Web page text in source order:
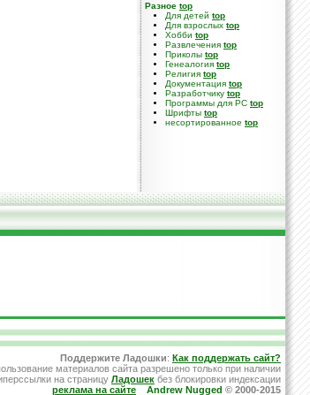
Разное top
Для детей top
Для взрослых top
Хобби top
Развлечения top
Приколы top
Генеалогия top
Религия top
Документация top
Разработчику top
Программы для PC top
Шрифты top
несортированное top
Поддержите Ладошки: Как поддержать сайт?
материалов сайта разрешено только при наличии
на страницу Ладошек без блокировки индексации
реклама на сайте
Andrew Nugged © 2000-2015